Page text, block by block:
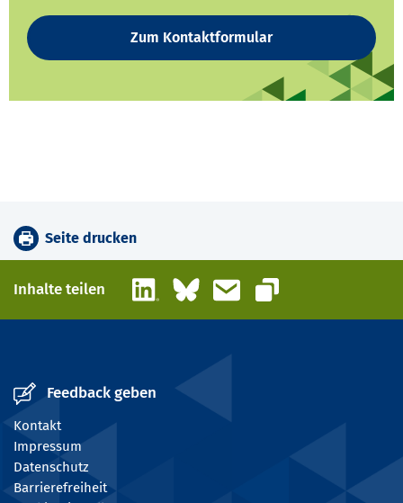
Zum Kontaktformular
Seite drucken
Inhalte teilen LinkedInBlueskyE-Mail
Link kopieren
Feedback geben
Kontakt
Impressum
Datenschutz
Barrierefreiheit